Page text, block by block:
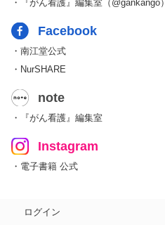
・『がん看護』編集室（@gankango）
Facebook
・南江堂公式
・NurSHARE
note
・『がん看護』編集室
Instagram
・電子書籍 公式
ログイン